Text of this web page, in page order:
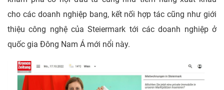
cho các doanh nghiệp bang, kết nối hợp tác cũng như giới
thiệu công nghệ của Steiermark tới các doanh nghiệp ở
quốc gia Đông Nam Á mới nổi này.